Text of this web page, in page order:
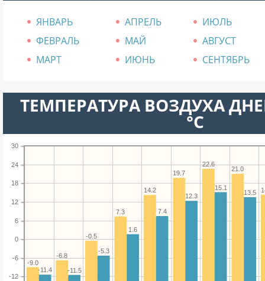
ЯНВАРЬ АПРЕЛЬ
ИЮЛЬ
ФЕВРАЛЬ
МАЙ
АВГУСТ
МАРТ
ИЮНЬ СЕНТЯБРЬ
ТЕМПЕРАТУРА ВОЗДУХА
°C
-12
-6
0
6
12
18
24
30
21.0
22.6
19.7
14.2
7.3
-0.5
-6.8
-9.0
13.5
15.1
12.3
7.4
1.6
-5.3
-11.5
-11.4